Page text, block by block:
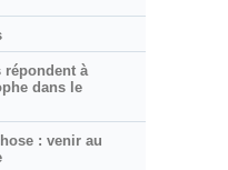
répondent à
dans le
: venir au